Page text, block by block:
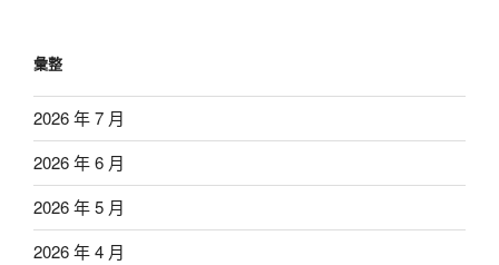
彙整
2026 年 7 月
2026 年 6 月
2026 年 5 月
2026 年 4 月